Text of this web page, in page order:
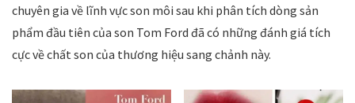
chuyên gia về lĩnh vực son môi sau khi phân tích dòng sản
phẩm đầu tiên của son Tom Ford đã có những đánh giá tích
cực về chất son của thương hiệu sang chảnh này.